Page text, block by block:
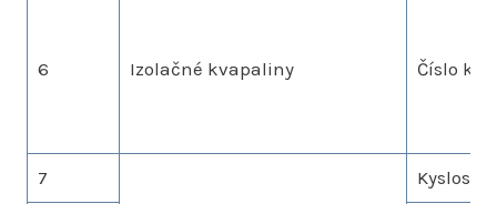
6 Izolačné kvapaliny Číslo
7
Kyslosť